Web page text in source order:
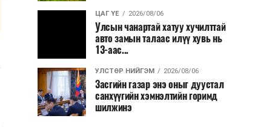
ЦАГ ҮЕ 2026/08/06
Улсын чанартай хатуу хучилттай
авто замын талаас илүү хувь нь
13-аас...
УЛСТӨР НИЙГЭМ 2026/08/06
Засгийн газар энэ оныг дуустал
санхүүгийн хэмнэлтийн горимд
шилжинэ